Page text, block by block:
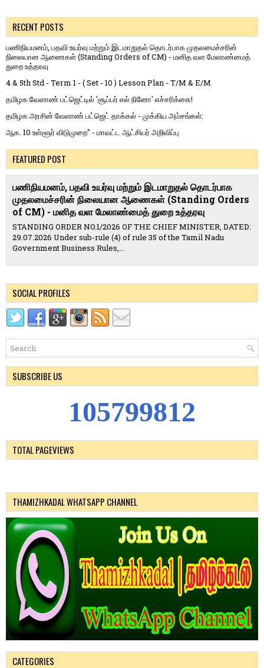
RECENT POSTS
பணிநியமனம், பதவி உயர்வு மற்றும் இடமாறுதல் தொடர்பாக முதலமைச்சரின்
நிலையான ஆணைகள் (Standing Orders of CM) - மனித வள மேலாண்மைத்
துறை உத்தரவு
4 & 5th Std - Term 1 - ( Set - 10 ) Lesson Plan - T/M & E/M
தமிழக வேளாண் பட்ஜெட்டில் 'சூப்பர் எல் நினோ' எச்சரிக்கை!
தமிழக அரசின் வேளாண் பட்ஜெட் தாக்கல் - முக்கிய அம்சங்கள்:
ஆக. 10 உள்ளூர் விடுமுறை" - மாவட்ட ஆட்சியர் அறிவிப்பு
FEATURED POST
பணிநியமனம், பதவி உயர்வு மற்றும் இடமாறுதல் தொடர்பாக
முதலமைச்சரின் நிலையான ஆணைகள் (Standing Orders
of CM) - மனித வள மேலாண்மைத் துறை உத்தரவு
STANDING ORDER NO.1/2026 OF THE CHIEF MINISTER, DATED:
29.07.2026 Under sub-rule (4) of rule 35 of the Tamil Nadu
Government Business Rules,...
SOCIAL PROFILES
SUBSCRIBE US
105799812
TOTAL PAGEVIEWS
THAMIZHKADAL WHATSAPP CHANNEL
CATEGORIES